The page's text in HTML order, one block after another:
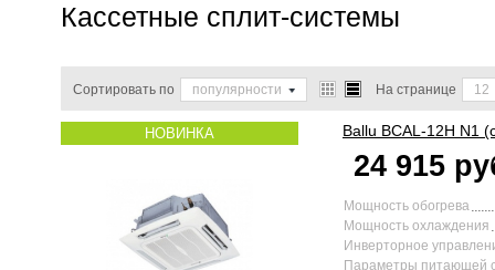
Кассетные сплит-системы
Сортировать по популярности На странице 12
НОВИНКА Ballu BCAL-12H N1
24 915
Мощность обогрева
Мощность охлаждения
Инверторное
Параметры питающей